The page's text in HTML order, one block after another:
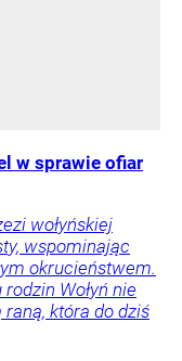
w sprawie ofiar
wołyńskiej
wspominając
okrucieństwem.
Wołyń nie
która do dziś